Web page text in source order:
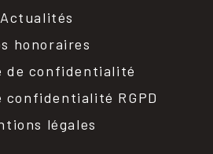
Actualités
honoraires
de confidentialité
confidentialité RGPD
légales